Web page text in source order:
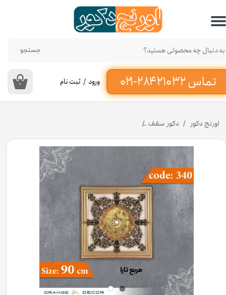
تماس ۳۲ ۲۱۰ ۲۸۴-۰۲۱‌
جستجو
۰ ورود / ثبت نام
حساب کاربری من
تغییر گذر واژه
سفارشات
خروج از حساب کاربری
اورنج دکور دکور سقف